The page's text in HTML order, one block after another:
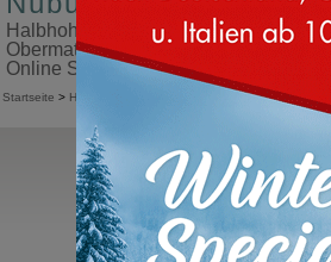
Halbhohe sportliche Herrenschuhe
Obermaterial aus Nubuck Leder in
Online Shop kaufen
Startseite > Herren Halbhohe mit
Panchic
P13 Ankle Boot
Halbhohe Schuhe mit